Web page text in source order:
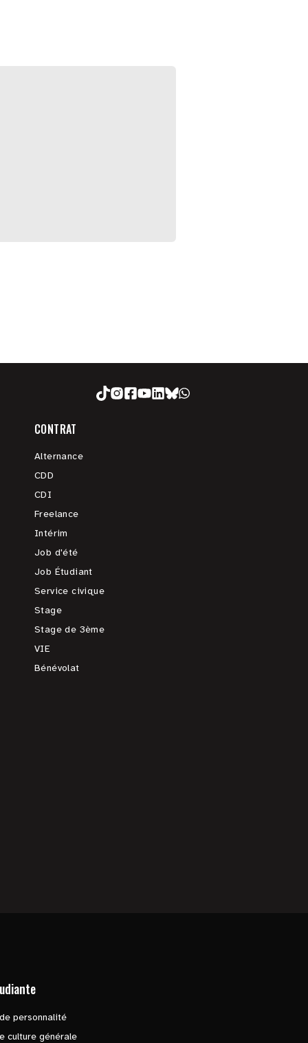
CONTRAT
Alternance
CDD
CDI
Freelance
Intérim
Job d'été
Job Étudiant
Service civique
Stage
Stage de 3ème
VIE
Bénévolat
personnalité
culture générale